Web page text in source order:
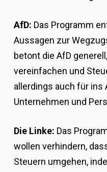
AfD: Das Programm
Aussagen zur
betont die AfD
vereinfachen und
allerdings auch für ins
Unternehmen und
Die Linke: Das
wollen verhindern,
Steuern umgehen,